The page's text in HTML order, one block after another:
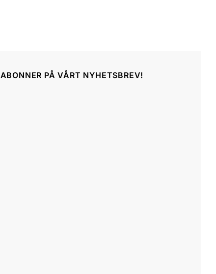
ABONNER PÅ VÅRT NYHETSBREV!